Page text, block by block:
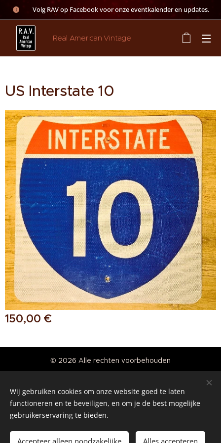
👉 Volg RAV op Facebook voor onze eventkalender en updates.
Real American Vintage
US Interstate 10
150,00 €
© 2026 Alle rechten voorbehouden
Cookies
Talen
Nederlands
English
Wij gebruiken cookies om onze website goed te laten
functioneren en te beveiligen, en om je de best mogelijke
gebruikerservaring te bieden.
Accepteer alleen noodzakelijke Alles accepteren